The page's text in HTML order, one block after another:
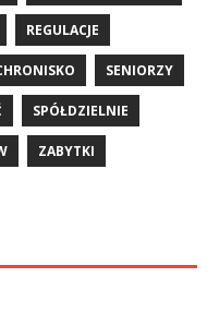
REGULACJE
SENIORZY
SPÓŁDZIELNIE
ZABYTKI